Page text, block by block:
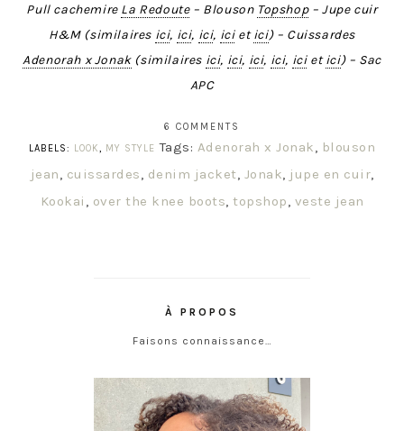
Pull cachemire La Redoute– Blouson Topshop– Jupe cuir
H&M (similaires ici, ici, ici, icietici) – Cuissardes
Adenorah x Jonak(similaires ici, ici, ici, ici, icietici) – Sac
APC
6 COMMENTS
LABELS: LOOK, MY STYLE Tags: Adenorah x Jonak, blouson
jean, cuissardes, denim jacket, Jonak, jupe en cuir,
Kookai , over the knee boots, topshop, veste jean
À PROPOS
Faisons connaissance…